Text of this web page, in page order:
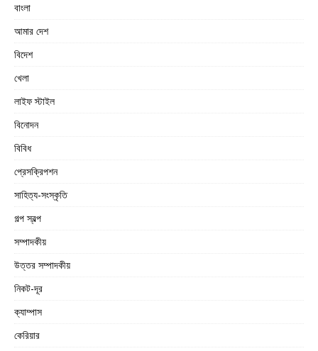
বাংলা
আমার দেশ
বিদেশ
খেলা
লাইফ স্টাইল
বিনোদন
বিবিধ
প্রেসক্রিপশন
সাহিত্য-সংস্কৃতি
গল্প স্বল্প
সম্পাদকীয়
উত্তর সম্পাদকীয়
নিকট-দূর
ক্যাম্পাস
কেরিয়ার